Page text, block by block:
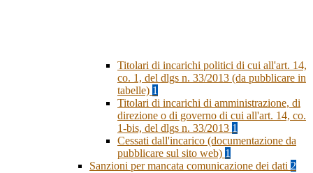
Titolari di incarichi politici di cui all'art. 14,
co. 1, del dlgs n. 33/2013 (da pubblicare in
tabelle) 1
Titolari di incarichi di amministrazione, di
direzione o di governo di cui all'art. 14, co.
1-bis, del dlgs n. 33/2013 1
Cessati dall'incarico (documentazione da
pubblicare sul sito web) 1
Sanzioni per mancata comunicazione dei dati 2